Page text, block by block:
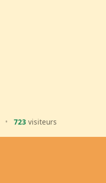
• 723 visiteurs